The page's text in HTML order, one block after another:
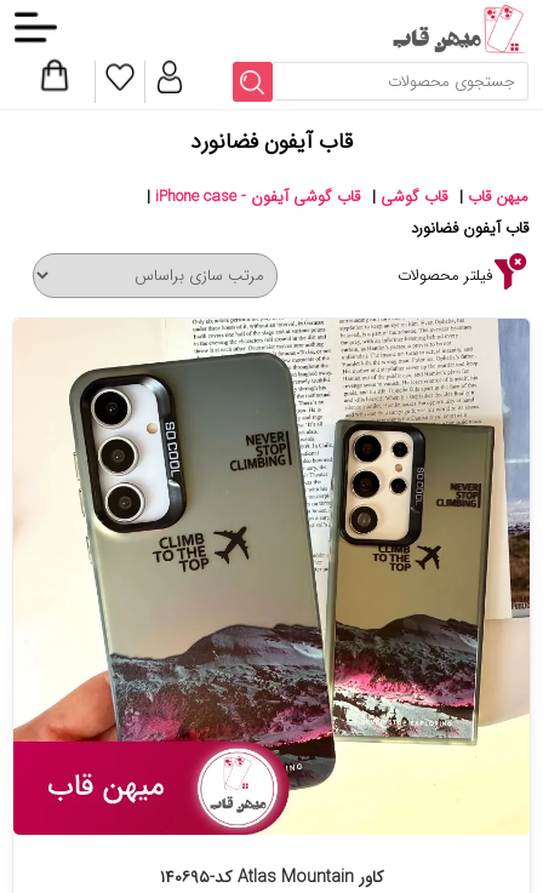
قاب آیفون فضانورد
میهن قاب | قاب گوشی | قاب گوشی آیفون - iPhone case
|
قاب آیفون فضانورد
فیلتر محصولات
کاور Atlas Mountain کد-۱۴۰۶۹۵